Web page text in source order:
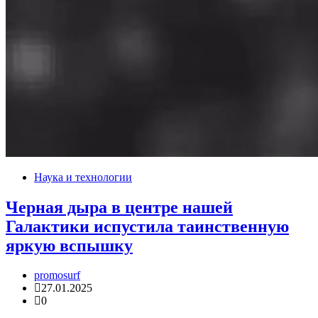
Наука и технологии
Черная дыра в центре нашей
Галактики испустила таинственную
яркую вспышку
promosurf
27.01.2025
0